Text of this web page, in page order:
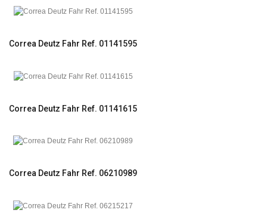
Correa Deutz Fahr Ref. 01141595
Correa Deutz Fahr Ref. 01141615
Correa Deutz Fahr Ref. 06210989